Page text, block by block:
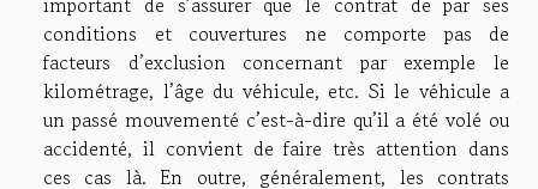
conditions et couvertures ne comporte pas de
facteurs d’exclusion concernant par exemple le
kilométrage, l’âge du véhicule, etc. Si le véhicule a
un passé mouvementé c’est-à-dire qu’il a été volé ou
accidenté, il convient de faire très attention dans
ces cas là. En outre, généralement, les contrats